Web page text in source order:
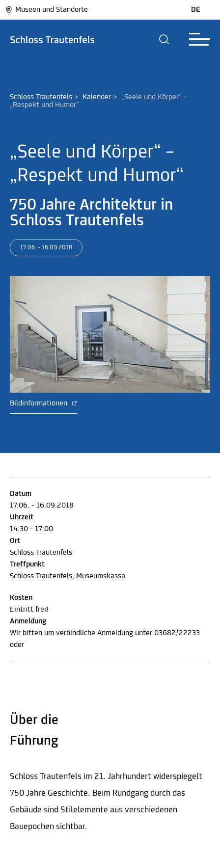
Museen und Standorte DE
Schloss Trautenfels > Kalender > „Seele und Körper“ –
„Respekt und Humor“
„Seele und Körper“ –
„Respekt und Humor“
750 Jahre Architektur in
Schloss Trautenfels
17.06. - 16.09.2018
Bildinformationen
Datum
17.06. - 16.09.2018
Uhrzeit
14:30 - 17:00
Ort
Schloss Trautenfels
Treffpunkt
Schloss Trautenfels, Museumskassa
Kosten
Eintritt frei!
Anmeldung
​​​​​​​Wir bitten um verbindliche Anmeldung unter 03682/22233
oder
Über die
Führung
Schloss Trautenfels im 21. Jahrhundert widerspiegelt
750 Jahre Geschichte. Beim Rundgang durch das
Gebäude sind Stilelemente aus verschiedenen
Bauepochen sichtbar.